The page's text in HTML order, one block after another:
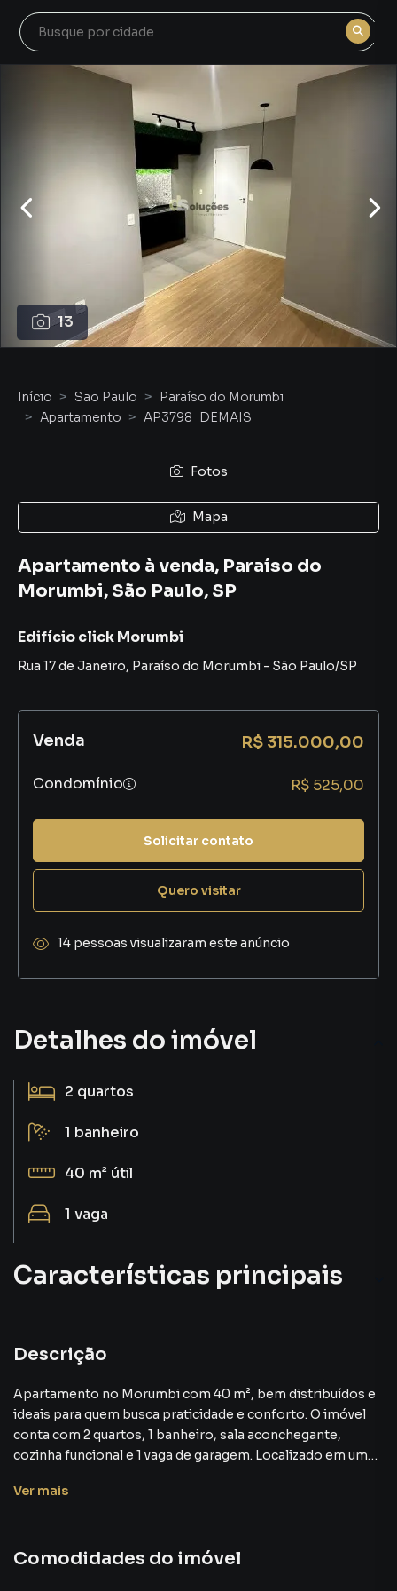
13
Detalhes do imóvel
2 quartos
1 banheiro
40 m² útil
1 vaga
Características principais
Descrição
Apartamento no Morumbi com 40 m², bem distribuídos e
ideais para quem busca praticidade e conforto. O imóvel
conta com 2 quartos, 1 banheiro, sala aconchegante,
cozinha funcional e 1 vaga de garagem. Localizado em uma
a comércios, serviços, transporte público e principais vias
Ver mais
Comodidades do imóvel
Início São Paulo
Paraíso do Morumbi
Apartamento
AP3798_DEMAIS
Fotos
Mapa
Apartamento à venda, Paraíso do
Morumbi, São Paulo, SP
Edifício click Morumbi
Rua 17 de Janeiro, Paraíso do Morumbi - São Paulo/SP
Venda R$ 315.000,00
Condomínio R$ 525,00
Solicitar contato
Quero visitar
14 pessoas visualizaram este anúncio